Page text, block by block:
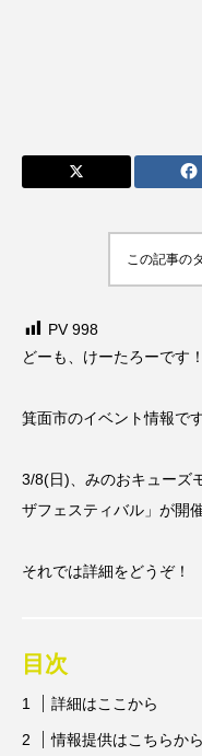
この記事の
PV 998
どーも、けーたろーです！
箕面市のイベント情報で
3/8(日)、みのおキューズ
ザフェスティバル」が開
それでは詳細をどうぞ！
目次
詳細はここから
情報提供はこちらから